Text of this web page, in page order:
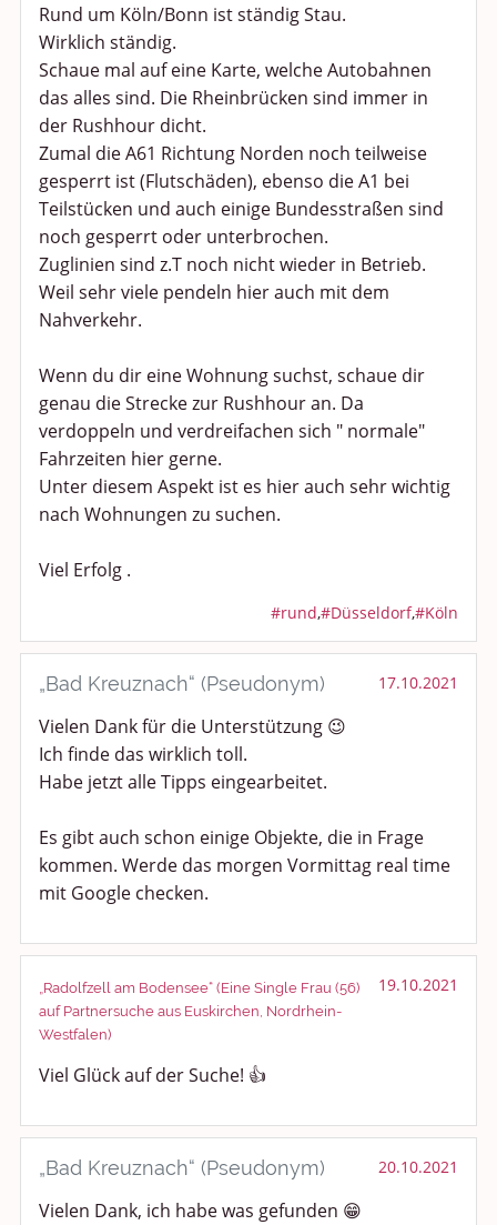
Rund um Köln/Bonn ist ständig Stau.
Wirklich ständig.
Schaue mal auf eine Karte, welche Autobahnen
das alles sind. Die Rheinbrücken sind immer in
der Rushhour dicht.
Zumal die A61 Richtung Norden noch teilweise
gesperrt ist (Flutschäden), ebenso die A1 bei
Teilstücken und auch einige Bundesstraßen sind
noch gesperrt oder unterbrochen.
Zuglinien sind z.T noch nicht wieder in Betrieb.
Weil sehr viele pendeln hier auch mit dem
Nahverkehr.
Wenn du dir eine Wohnung suchst, schaue dir
genau die Strecke zur Rushhour an. Da
verdoppeln und verdreifachen sich " normale"
Fahrzeiten hier gerne.
Unter diesem Aspekt ist es hier auch sehr wichtig
nach Wohnungen zu suchen.
Viel Erfolg .
#rund,#Düsseldorf,#Köln
„Bad Kreuznach“ (Pseudonym) 17.10.2021
Vielen Dank für die Unterstützung 😉
Ich finde das wirklich toll.
Habe jetzt alle Tipps eingearbeitet.
Es gibt auch schon einige Objekte, die in Frage
kommen. Werde das morgen Vormittag real time
mit Google checken.
„Radolfzell am Bodensee“ (Eine Single Frau (56)
auf Partnersuche aus Euskirchen, Nordrhein-
Westfalen)
19.10.2021
Viel Glück auf der Suche! 👍
„Bad Kreuznach“ (Pseudonym) 20.10.2021
Vielen Dank, ich habe was gefunden 😁